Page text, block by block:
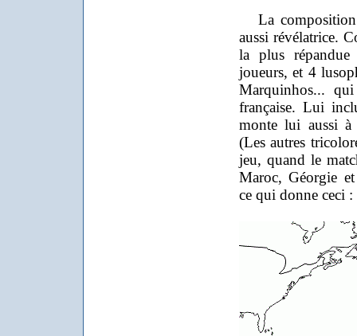
La composition
aussi révélatrice.
la plus
joueurs, et 4
Marquinhos...
française. Lui
monte lui aussi à
(Les autres
jeu, quand le
Maroc, Géorgie
ce qui donne ceci :